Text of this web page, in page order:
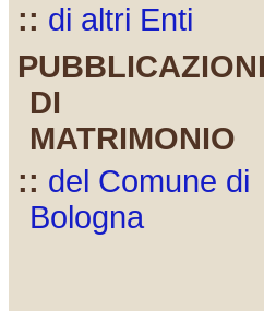
:: di altri Enti
PUBBLICAZIONI
DI
MATRIMONIO
:: del Comune di
Bologna